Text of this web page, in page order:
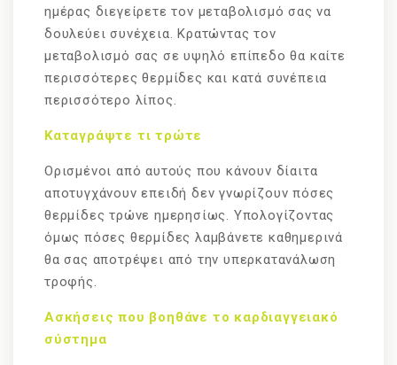
ημέρας διεγείρετε τον μεταβολισμό σας να
δουλεύει συνέχεια. Κρατώντας τον
μεταβολισμό σας σε υψηλό επίπεδο θα καίτε
περισσότερες θερμίδες και κατά συνέπεια
περισσότερο λίπος.
Καταγράψτε τι τρώτε
Ορισμένοι από αυτούς που κάνουν δίαιτα
αποτυγχάνουν επειδή δεν γνωρίζουν πόσες
θερμίδες τρώνε ημερησίως. Υπολογίζοντας
όμως πόσες θερμίδες λαμβάνετε καθημερινά
θα σας αποτρέψει από την υπερκατανάλωση
τροφής.
Ασκήσεις που βοηθάνε το καρδιαγγειακό
σύστημα